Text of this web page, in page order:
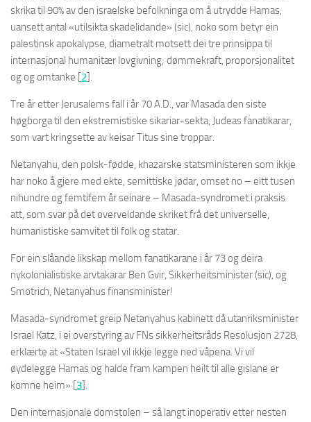
skrika til 90% av den israelske befolkninga om å utrydde Hamas,
uansett antal «utilsikta skadelidande» (sic), noko som betyr ein
palestinsk apokalypse, diametralt motsett dei tre prinsippa til
internasjonal humanitær lovgivning; dømmekraft, proporsjonalitet
og og omtanke [2].
Tre år etter Jerusalems fall i år 70 A.D., var Masada den siste
høgborga til den ekstremistiske sikariar-sekta, Judeas fanatikarar,
som vart kringsette av keisar Titus sine troppar.
Netanyahu, den polsk-fødde, khazarske statsministeren som ikkje
har noko å gjere med ekte, semittiske jødar, omset no – eitt tusen
nihundre og femtifem år seinare – Masada-syndromet i praksis
att, som svar på det overveldande skriket frå det universelle,
humanistiske samvitet til folk og statar.
For ein slåande likskap mellom fanatikarane i år 73 og deira
nykolonialistiske arvtakarar Ben Gvir, Sikkerheitsminister (sic), og
Smotrich, Netanyahus finansminister!
Masada-syndromet greip Netanyahus kabinett då utanriksminister
Israel Katz, i ei overstyring av FNs sikkerheitsråds Resolusjon 2728,
erklærte at «Staten Israel vil ikkje legge ned våpena. Vi vil
øydelegge Hamas og halde fram kampen heilt til alle gislane er
komne heim» [3].
Den internasjonale domstolen – så langt inoperativ etter nesten